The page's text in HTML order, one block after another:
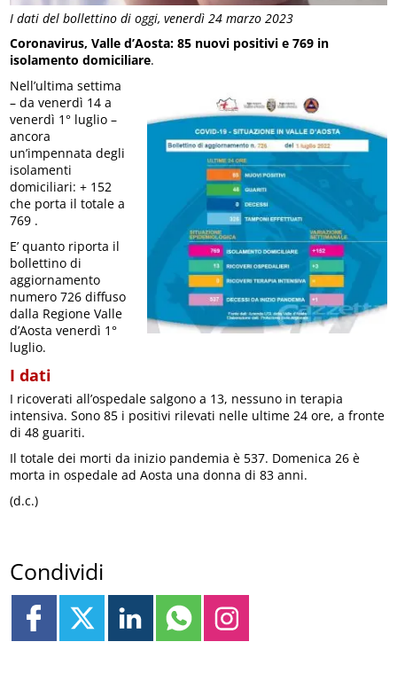
I dati del bollettino di oggi, venerdì 24 marzo 2023
Coronavirus, Valle d’Aosta: 85 nuovi positivi e 769 in
isolamento domiciliare.
Nell’ultima settima
– da venerdì 14 a
venerdì 1° luglio –
ancora
un’impennata degli
isolamenti
domiciliari: + 152
che porta il totale a
769 .
E’ quanto riporta il
bollettino di
aggiornamento
numero 726 diffuso
dalla Regione Valle
d’Aosta venerdì 1°
luglio.
I dati
I ricoverati all’ospedale salgono a 13, nessuno in terapia
intensiva. Sono 85 i positivi rilevati nelle ultime 24 ore, a fronte
di 48 guariti.
Il totale dei morti da inizio pandemia è 537. Domenica 26 è
morta in ospedale ad Aosta una donna di 83 anni.
(d.c.)
Condividi